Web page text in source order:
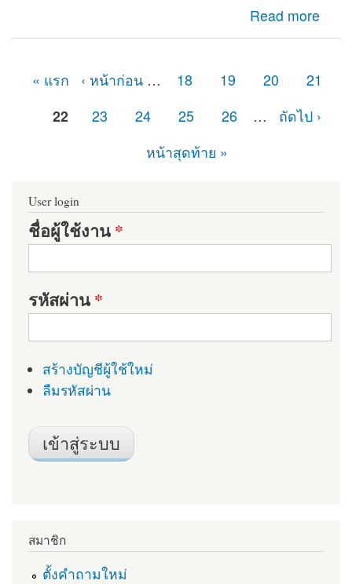
Read more
« แรก ‹ หน้าก่อน … 18 19 20
21
22
23 24 25 26 …
ถัดไป ›
หน้าสุดท้าย »
User login
ชื่อผู้ใช้งาน*
รหัสผ่าน*
สร้างบัญชีผู้ใช้ใหม่
ลืมรหัสผ่าน
สมาชิก
ตั้งคำถามใหม่